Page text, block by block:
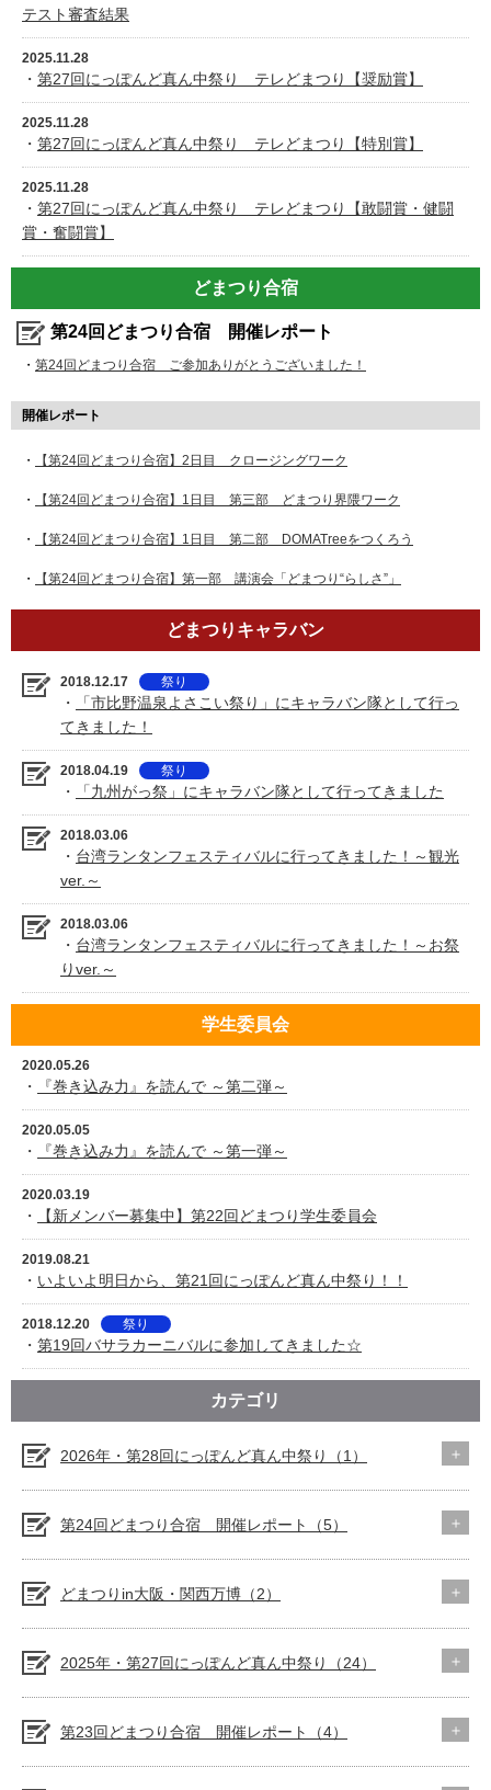
テスト審査結果
2025.11.28
・ 第27回にっぽんど真ん中祭り テレどまつり【奨励賞】
2025.11.28
・ 第27回にっぽんど真ん中祭り テレどまつり【特別賞】
2025.11.28
・ 第27回にっぽんど真ん中祭り テレどまつり【敢闘賞・健闘
賞・奮闘賞】
どまつり合宿
第24回どまつり合宿 開催レポート
・ 第24回どまつり合宿 ご参加ありがとうございました！
開催レポート
・ 【第24回どまつり合宿】2日目 クロージングワーク
・ 【第24回どまつり合宿】1日目 第三部 どまつり界隈ワーク
・ 【第24回どまつり合宿】1日目 第二部 DOMATreeをつくろう
・ 【第24回どまつり合宿】第一部 講演会「どまつり“らしさ”」
どまつりキャラバン
2018.12.17 祭り
・
「市比野温泉よさこい祭り」にキャラバン隊として行っ
てきました！
2018.04.19 祭り
・ 「九州がっ祭」にキャラバン隊として行ってきました
2018.03.06
・ 台湾ランタンフェスティバルに行ってきました！～観光
ver.～
2018.03.06
・ 台湾ランタンフェスティバルに行ってきました！～お祭
りver.～
学生委員会
2020.05.26
・ 『巻き込み力』を読んで ～第二弾～
2020.05.05
・ 『巻き込み力』を読んで ～第一弾～
2020.03.19
・ 【新メンバー募集中】第22回どまつり学生委員会
2019.08.21
・ いよいよ明日から、第21回にっぽんど真ん中祭り！！
2018.12.20 祭り
・ 第19回バサラカーニバルに参加してきました☆
カテゴリ
2026年・第28回にっぽんど真ん中祭り（1）
第24回どまつり合宿 開催レポート（5）
どまつりin大阪・関西万博（2）
2025年・第27回にっぽんど真ん中祭り（24）
第23回どまつり合宿 開催レポート（4）